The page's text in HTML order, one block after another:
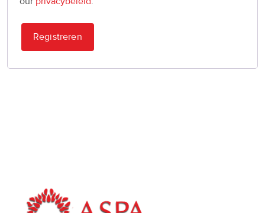
Registreren